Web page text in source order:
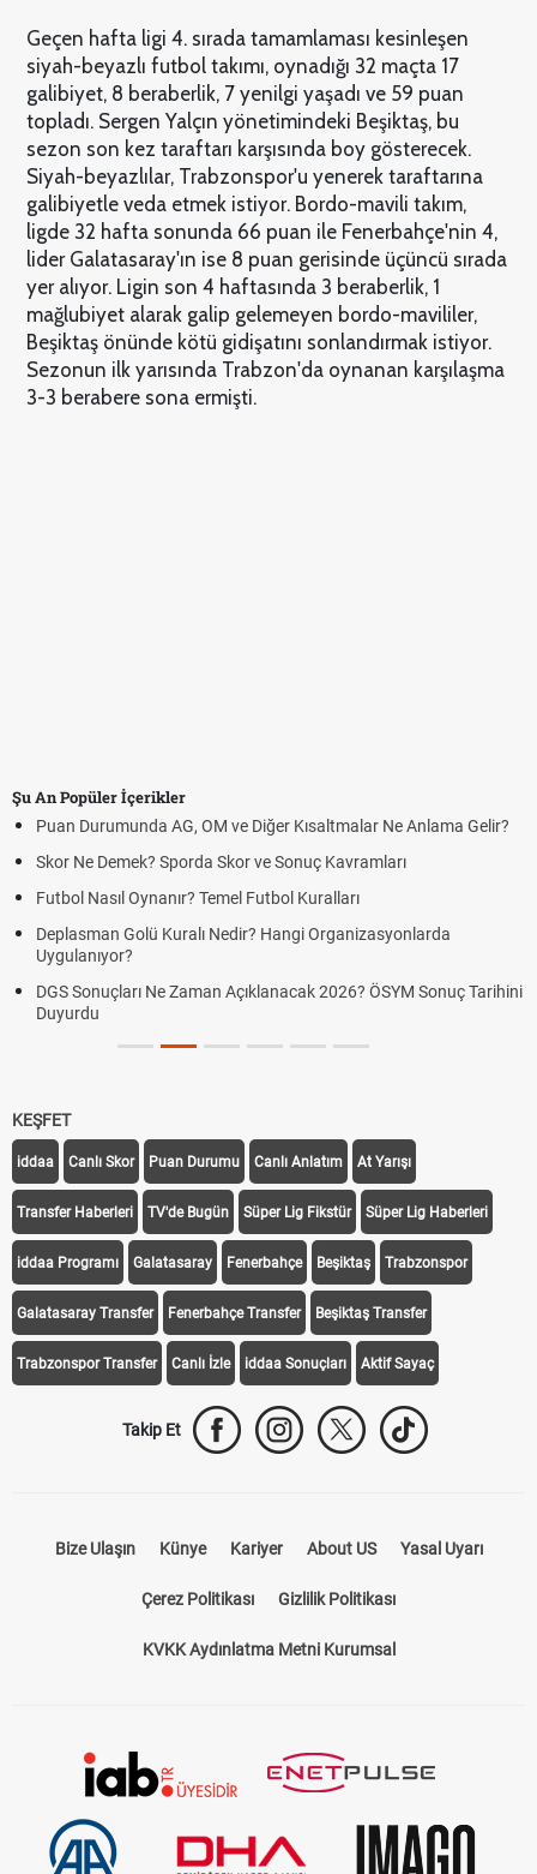
Geçen hafta ligi 4. sırada tamamlaması kesinleşen
siyah-beyazlı futbol takımı, oynadığı 32 maçta 17
galibiyet, 8 beraberlik, 7 yenilgi yaşadı ve 59 puan
topladı. Sergen Yalçın yönetimindeki Beşiktaş, bu
sezon son kez taraftarı karşısında boy gösterecek.
Siyah-beyazlılar, Trabzonspor'u yenerek taraftarına
galibiyetle veda etmek istiyor. Bordo-mavili takım,
ligde 32 hafta sonunda 66 puan ile Fenerbahçe'nin 4,
lider Galatasaray'ın ise 8 puan gerisinde üçüncü sırada
yer alıyor. Ligin son 4 haftasında 3 beraberlik, 1
mağlubiyet alarak galip gelemeyen bordo-mavililer,
Beşiktaş önünde kötü gidişatını sonlandırmak istiyor.
Sezonun ilk yarısında Trabzon'da oynanan karşılaşma
3-3 berabere sona ermişti.
Şu An Popüler İçerikler
Puan Durumunda AG, OM ve Diğer Kısaltmalar Ne Anlama Gelir?
Skor Ne Demek? Sporda Skor ve Sonuç Kavramları
Futbol Nasıl Oynanır? Temel Futbol Kuralları
Deplasman Golü Kuralı Nedir? Hangi Organizasyonlarda
Uygulanıyor?
DGS Sonuçları Ne Zaman Açıklanacak 2026? ÖSYM Sonuç Tarihini
Duyurdu
KEŞFET
iddaa Canlı Skor Puan Durumu Canlı Anlatım At Yarışı
Transfer Haberleri TV'de Bugün Süper Lig Fikstür Süper Lig Haberleri
iddaa Programı Galatasaray Fenerbahçe Beşiktaş Trabzonspor
Galatasaray Transfer Fenerbahçe Transfer Beşiktaş Transfer
Trabzonspor Transfer Canlı İzle iddaa Sonuçları Aktif Sayaç
Takip Et
Bize Ulaşın Künye Kariyer About US Yasal Uyarı
Çerez Politikası Gizlilik Politikası
KVKK Aydınlatma Metni Kurumsal